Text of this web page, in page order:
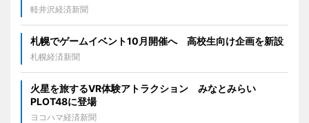
軽井沢経済新聞
札幌でゲームイベント10月開催へ 高校生向け企画を新設
札幌経済新聞
火星を旅するVR体験アトラクション みなとみらい
PLOT48に登場
ヨコハマ経済新聞